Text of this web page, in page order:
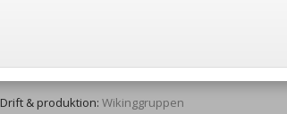
Drift & produktion: Wikinggruppen